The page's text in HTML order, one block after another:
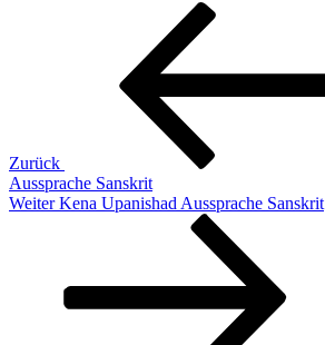
Beitragsnavigation
Zurück
Aussprache Sanskrit
Nächster
Weiter Kena Upanishad Aussprache Sanskrit